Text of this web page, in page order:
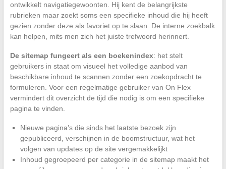
ontwikkelt navigatiegewoonten. Hij kent de belangrijkste
rubrieken maar zoekt soms een specifieke inhoud die hij heeft
gezien zonder deze als favoriet op te slaan. De interne zoekbalk
kan helpen, mits men zich het juiste trefwoord herinnert.
De sitemap fungeert als een boekenindex: het stelt
gebruikers in staat om visueel het volledige aanbod van
beschikbare inhoud te scannen zonder een zoekopdracht te
formuleren. Voor een regelmatige gebruiker van On Flex
vermindert dit overzicht de tijd die nodig is om een specifieke
pagina te vinden.
Nieuwe pagina’s die sinds het laatste bezoek zijn
gepubliceerd, verschijnen in de boomstructuur, wat het
volgen van updates op de site vergemakkelijkt
Inhoud gegroepeerd per categorie in de sitemap maakt het